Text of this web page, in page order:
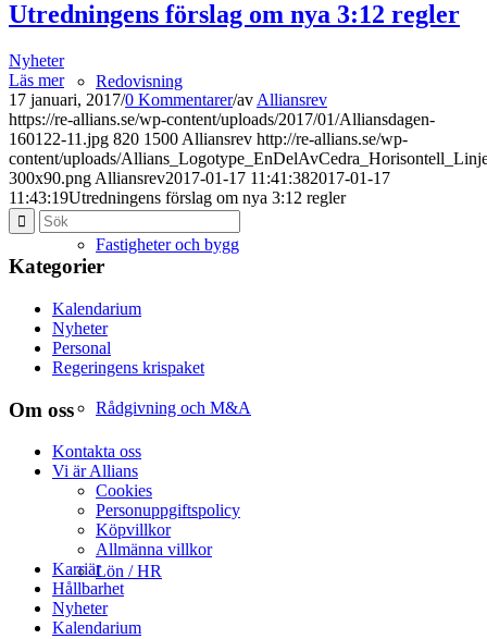
Redovisning
Fastigheter och bygg
Rådgivning och M&A
Lön / HR
Utredningens förslag om nya 3:12 regler
Nyheter
Läs mer
17 januari, 2017/0 Kommentarer/av Alliansrev
https://re-allians.se/wp-content/uploads/2017/01/Alliansdagen-
160122-11.jpg 820 1500 Alliansrev http://re-allians.se/wp-
content/uploads/
300x90.png Alliansrev2017-01-17 11:41:382017-01-17
11:43:19Utredningens förslag om nya 3:12 regler
Kategorier
Kalendarium
Nyheter
Personal
Regeringens krispaket
Om oss
Kontakta oss
Vi är Allians
Cookies
Personuppgiftspolicy
Köpvillkor
Allmänna villkor
Karriär
Hållbarhet
Nyheter
Kalendarium